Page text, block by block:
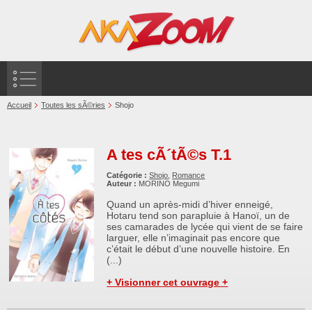
Accueil Toutes les sÃ©ries Shojo
A tes cÃ´tÃ©s T.1
Catégorie : Shojo Romance
Auteur : MORINO Megumi
Quand un après-midi d’hiver enneigé,
Hotaru tend son parapluie à Hanoï, un de
ses camarades de lycée qui vient de se faire
larguer, elle n’imaginait pas encore que
c’était le début d’une nouvelle histoire. En
(...)
+ Visionner cet ouvrage +